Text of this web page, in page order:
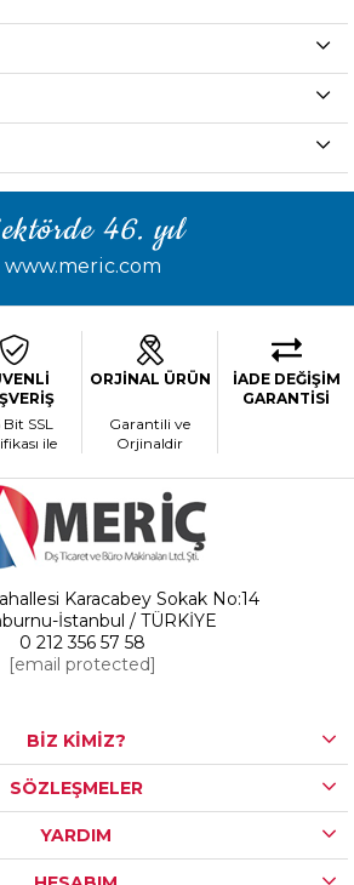
46. yıl
www.meric.com
Bit SSL
ile
ORJİNAL ÜRÜN
Garantili ve
Orjinaldir
İADE DEĞİŞİM
GARANTİSİ
Karacabey Sokak No:14
İstanbul / TÜRKİYE
0 212 356 57 58
[email protected]
BİZ KİMİZ?
SÖZLEŞMELER
YARDIM